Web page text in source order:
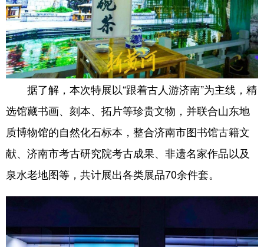
据了解，本次特展以“跟着古人游济南”为主线，精
选馆藏书画、刻本、拓片等珍贵文物，并联合山东地
质博物馆的自然化石标本，整合济南市图书馆古籍文
献、济南市考古研究院考古成果、非遗名家作品以及
泉水老地图等，共计展出各类展品70余件套。